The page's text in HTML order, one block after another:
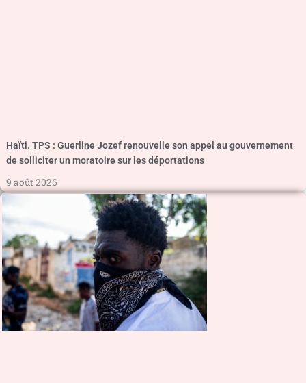
Haïti. TPS : Guerline Jozef renouvelle son appel au gouvernement
de solliciter un moratoire sur les déportations
9 août 2026